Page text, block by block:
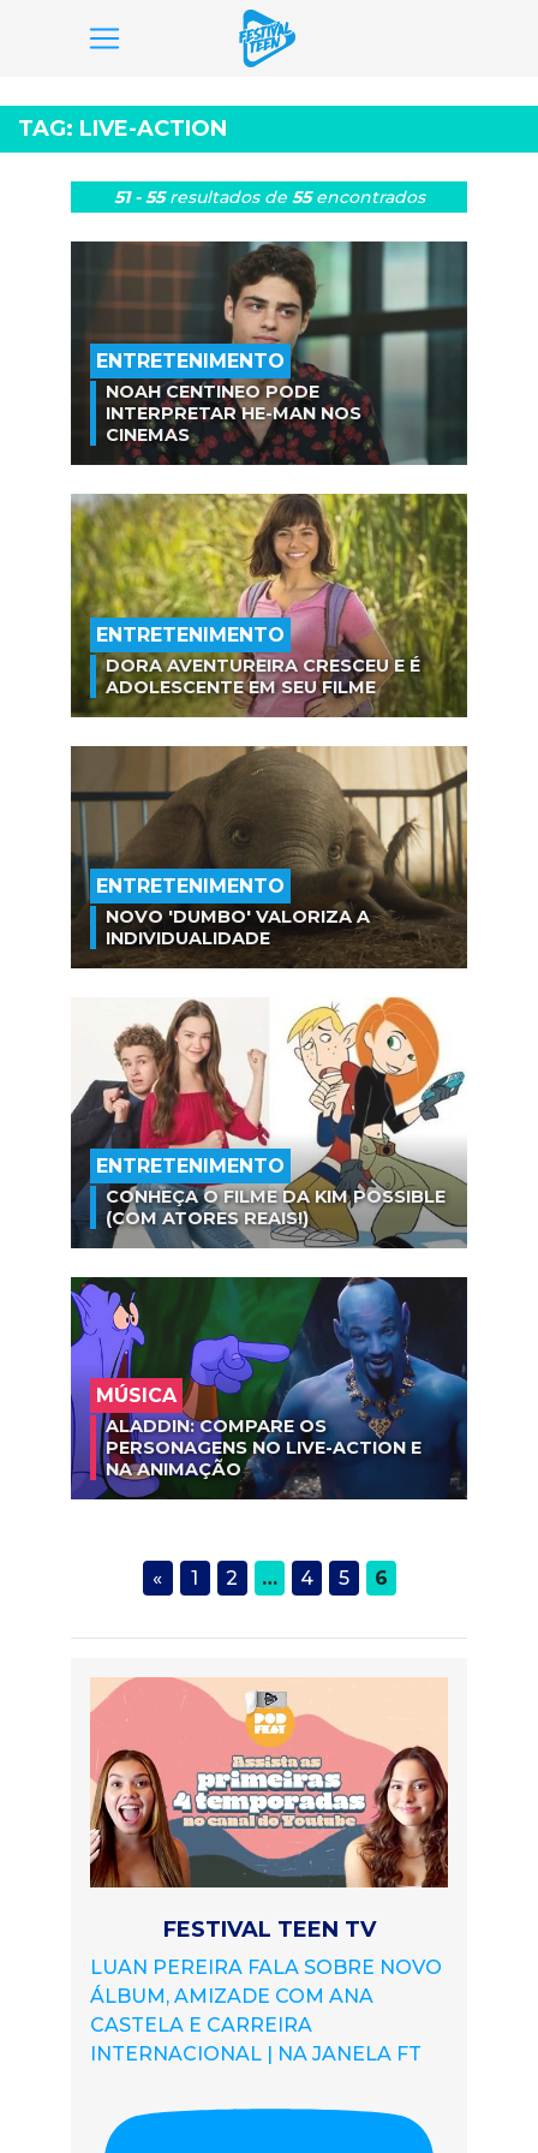
para
o
conteúdo
TAG: LIVE-ACTION
51 - 55resultados de 55encontrados
ENTRETENIMENTO
NOAH CENTINEO PODE
INTERPRETAR HE-MAN NOS
CINEMAS
ENTRETENIMENTO
DORA AVENTUREIRA CRESCEU E É
ADOLESCENTE EM SEU FILME
ENTRETENIMENTO
NOVO 'DUMBO' VALORIZA A
INDIVIDUALIDADE
ENTRETENIMENTO
CONHEÇA O FILME DA KIM POSSIBLE
(COM ATORES REAIS!)
MÚSICA
ALADDIN: COMPARE OS
PERSONAGENS NO LIVE-ACTION E
NA ANIMAÇÃO
« 1 2 … 4 5 6
FESTIVAL TEEN TV
LUAN PEREIRA FALA SOBRE NOVO
ÁLBUM, AMIZADE COM ANA
CASTELA E CARREIRA
INTERNACIONAL | NA JANELA FT